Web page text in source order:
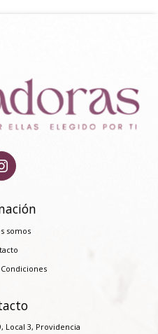
somos
Local 3, Providencia